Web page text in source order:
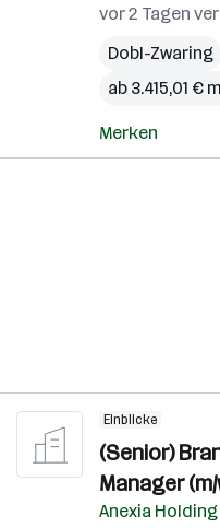
vor 2 Tagen
Dobl-Zwaring
ab 3.415,01 €
Merken
Einblicke
(Senior)
Manager
Anexia Holding